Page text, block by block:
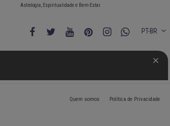
Astrologia, Espiritualidade e Bem-Estar.
PT-BR
Quem somos Política de Privacidade